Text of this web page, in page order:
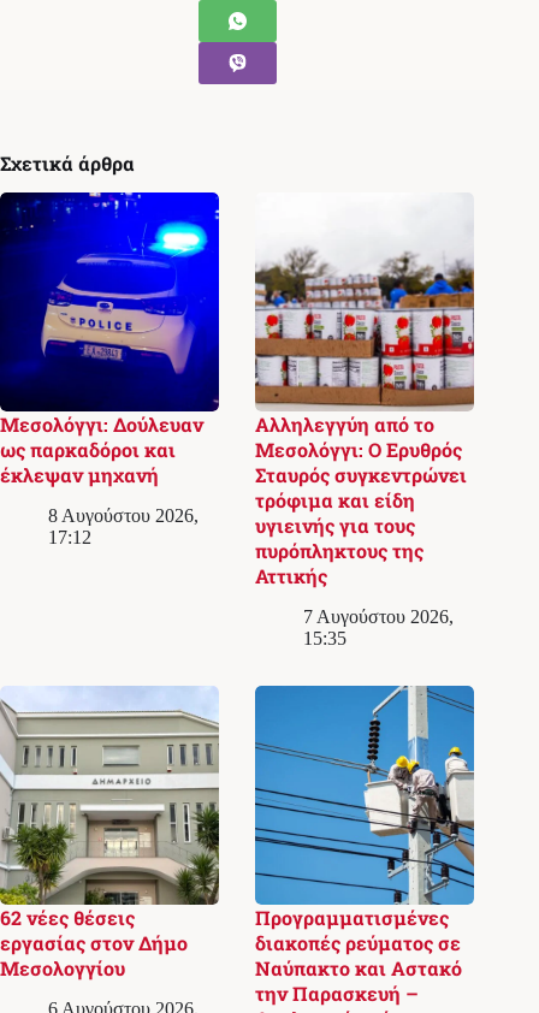
Σχετικά άρθρα
Μεσολόγγι: Δούλευαν
ως παρκαδόροι και
έκλεψαν μηχανή
8 Αυγούστου 2026,
17:12
Αλληλεγγύη από το
Μεσολόγγι: Ο Ερυθρός
Σταυρός συγκεντρώνει
τρόφιμα και είδη
υγιεινής για τους
πυρόπληκτους της
Αττικής
7 Αυγούστου 2026,
15:35
62 νέες θέσεις
εργασίας στον Δήμο
Μεσολογγίου
Προγραμματισμένες
διακοπές ρεύματος σε
Ναύπακτο και Αστακό
την Παρασκευή –